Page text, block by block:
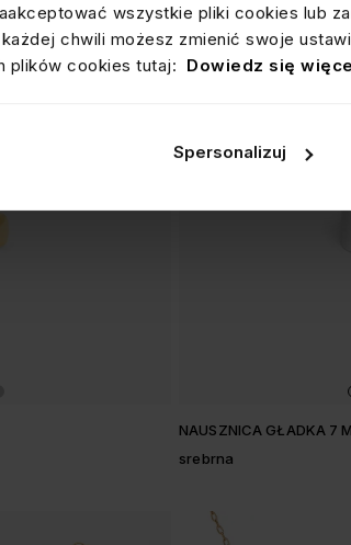
wszystkie pliki cookies lub
chwili możesz zmienić swoje
plików cookies tutaj: Dowiedz się
Spersonalizuj
NAUSZNICA GŁADKA 7
srebrna